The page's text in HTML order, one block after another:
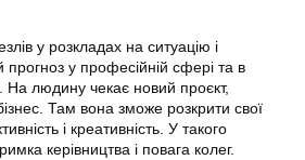
у розкладах на ситуацію і
у професійній сфері та в
На людину чекає новий проєкт,
Там вона зможе розкрити свої
і креативність. У такого
керівництва і повага колег.